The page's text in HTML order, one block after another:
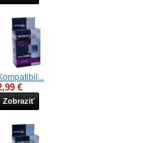
€
Zobraziť